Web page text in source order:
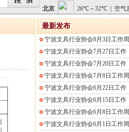
最新发布
宁波文具行业协会8月3日工作周
宁波文具行业协会7月27日工作
宁波文具行业协会7月20日工作
宁波文具行业协会7月8日工作周
宁波文具行业协会6月22日工作
宁波文具行业协会6月15日工作
宁波文具行业协会6月8日工作周
宁波文具行业协会6月1日工作周